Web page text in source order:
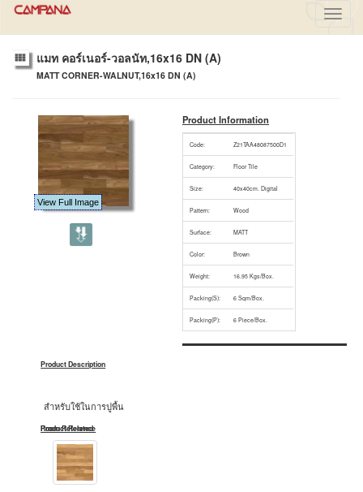
แมท คอร์เนอร์-วอลนัท,16x16 DN (A)
MATT CORNER-WALNUT,16x16 DN (A)
Product Information
Code: Z21TAA48087500D1
Category: Floor Tile
Size: 40x40cm. Digital
Pattern: Wood
Surface: MATT
Color: Brown
Weight: 16.95 Kgs/Box.
Packing(S): 6 Sqm/Box.
Packing(P): 6 Piece/Box.
Product Description
สำหรับใช้ในการปูพื้น
Product Related
Room Reference
View Full Image